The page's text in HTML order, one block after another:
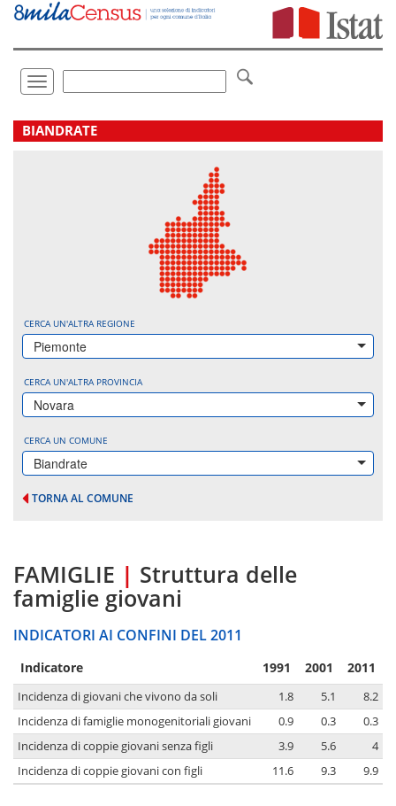
Vai
direttamente
Toggle
navigation
.
BIANDRATE
CERCA UN'ALTRA REGIONE
Piemonte
CERCA UN'ALTRA PROVINCIA
Novara
CERCA UN COMUNE
Biandrate
TORNA AL COMUNE
FAMIGLIE | Struttura delle
famiglie giovani
INDICATORI AI CONFINI DEL 2011
Indicatore 1991 2001 2011
Incidenza di giovani che vivono da soli 1.8 5.1
8.2
Incidenza di famiglie monogenitoriali giovani
0.9 0.3
0.3
Incidenza di coppie giovani senza figli
3.9 5.6
4
Incidenza di coppie giovani con figli
11.6 9.3 9.9